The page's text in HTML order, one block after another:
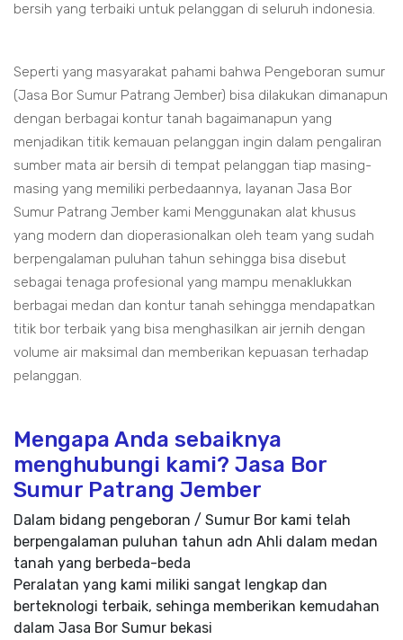
bersih yang terbaiki untuk pelanggan di seluruh indonesia.
Seperti yang masyarakat pahami bahwa Pengeboran sumur
(Jasa Bor Sumur Patrang Jember) bisa dilakukan dimanapun
dengan berbagai kontur tanah bagaimanapun yang
menjadikan titik kemauan pelanggan ingin dalam pengaliran
sumber mata air bersih di tempat pelanggan tiap masing-
masing yang memiliki perbedaannya, layanan Jasa Bor
Sumur Patrang Jember kami Menggunakan alat khusus
yang modern dan dioperasionalkan oleh team yang sudah
berpengalaman puluhan tahun sehingga bisa disebut
sebagai tenaga profesional yang mampu menaklukkan
berbagai medan dan kontur tanah sehingga mendapatkan
titik bor terbaik yang bisa menghasilkan air jernih dengan
volume air maksimal dan memberikan kepuasan terhadap
pelanggan.
Mengapa Anda sebaiknya
menghubungi kami? Jasa Bor
Sumur Patrang Jember
Dalam bidang pengeboran / Sumur Bor kami telah
berpengalaman puluhan tahun adn Ahli dalam medan
tanah yang berbeda-beda
Peralatan yang kami miliki sangat lengkap dan
berteknologi terbaik, sehinga memberikan kemudahan
dalam Jasa Bor Sumur bekasi